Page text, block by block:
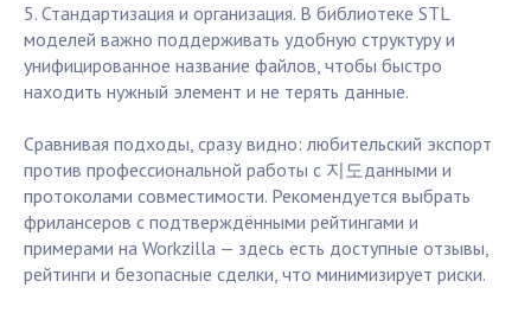
5. Стандартизация и организация. В библиотеке STL
моделей важно поддерживать удобную структуру и
унифицированное название файлов, чтобы быстро
находить нужный элемент и не терять данные.
Сравнивая подходы, сразу видно: любительский экспорт
против профессиональной работы с 지도данными и
протоколами совместимости. Рекомендуется выбрать
фрилансеров с подтверждёнными рейтингами и
примерами на Workzilla — здесь есть доступные отзывы,
рейтинги и безопасные сделки, что минимизирует риски.